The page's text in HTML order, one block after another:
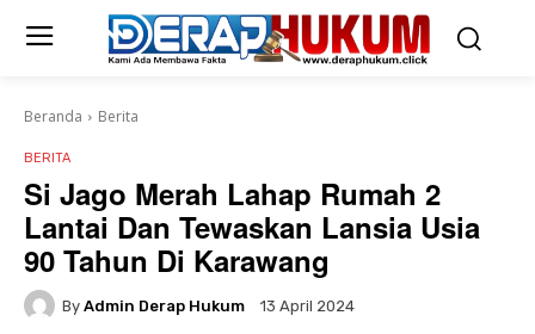
Beranda Berita
BERITA
Si Jago Merah Lahap Rumah 2
Lantai Dan Tewaskan Lansia Usia
90 Tahun Di Karawang
By Admin Derap Hukum 13 April 2024